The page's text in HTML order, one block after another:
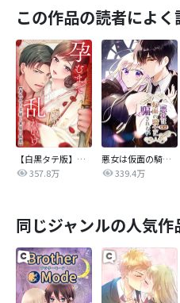
この作品の読者によ
【白黒タテ版】孕むまで乱れいけ～身代わり花嫁と軍服の猛愛
357.8万
悪女は仮面の騎士に騙されない
339.4万
同じジャンルの人気作